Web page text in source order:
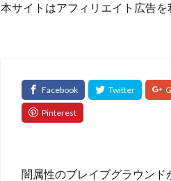
本サイトはアフィリエイト広告を
闇属性のブレイブグラウン